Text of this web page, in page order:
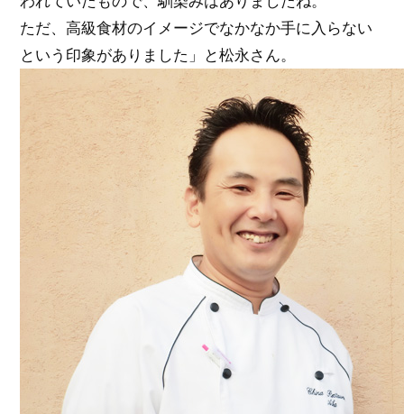
ただ、高級食材のイメージでなかなか手に入らない
という印象がありました」と松永さん。